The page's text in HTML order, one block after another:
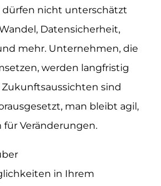
dürfen nicht unterschätzt
Datensicherheit,
mehr. Unternehmen, die
werden langfristig
Zukunftsaussichten sind
man bleibt agil,
Veränderungen.
in Ihrem